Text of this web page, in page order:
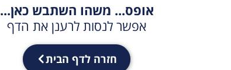
אופס... משהו השתבש כאן...
אפשר לנסות לרענן את הדף
חזרה לדף הבית